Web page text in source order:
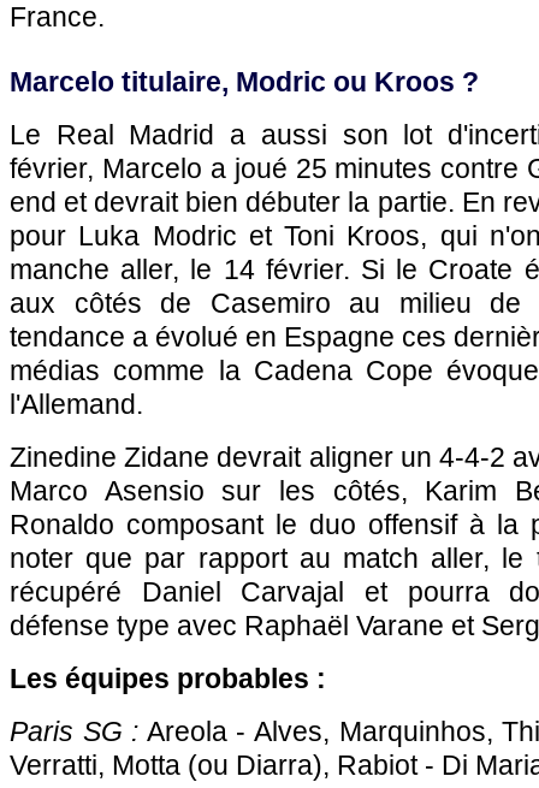
France.
Marcelo titulaire, Modric ou Kroos ?
Le Real Madrid a aussi son lot
février, Marcelo a joué 25 minutes contre
end et devrait bien débuter la partie. En
pour Luka Modric et Toni Kroos, qui
manche aller, le 14 février. Si le Croate
aux côtés de Casemiro au milieu de
tendance a évolué en Espagne ces
médias comme la Cadena Cope
l'Allemand.
Zinedine Zidane devrait aligner un 4-4-2
Marco Asensio sur les côtés, Karim
Ronaldo composant le duo offensif à la
noter que par rapport au match aller, le
récupéré Daniel Carvajal et pourra
défense type avec Raphaël Varane et
Les équipes probables :
Paris SG : Areola - Alves, Marquinhos,
Verratti, Motta (ou Diarra), Rabiot - Di